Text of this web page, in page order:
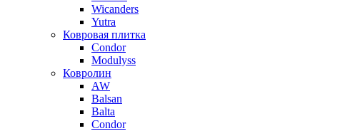
Wicanders
Yutra
Ковровая плитка
Condor
Modulyss
Ковролин
AW
Balsan
Balta
Condor